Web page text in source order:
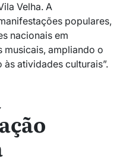
Velha. A
populares,
nacionais em
musicais, ampliando o
atividades culturais”.